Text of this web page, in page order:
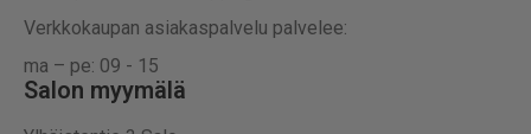
Verkkokaupan asiakaspalvelu palvelee:
ma – pe: 09 - 15
Salon myymälä